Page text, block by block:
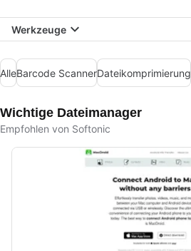
Werkzeuge
AlleBarcode ScannerDateikomprimierung
Wichtige Dateimanager
Empfohlen von Softonic